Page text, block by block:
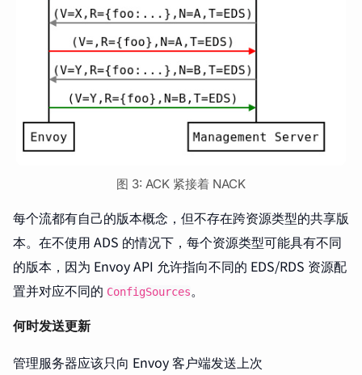
图 3: ACK 紧接着 NACK
每个流都有自己的版本概念，但不存在跨资源类型的共享版
本。在不使用 ADS 的情况下，每个资源类型可能具有不同
的版本，因为 Envoy API 允许指向不同的 EDS/RDS 资源配
置并对应不同的 ConfigSources。
何时发送更新
管理服务器应该只向 Envoy 客户端发送上次